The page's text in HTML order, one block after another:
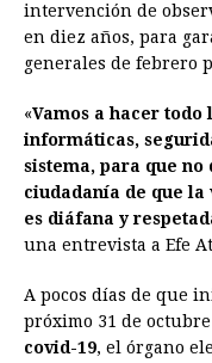
b
o
k
e
n
e
r
s
p
intervención de
en diez años, para
generales de febrero
«Vamos a hacer
informáticas,
sistema, para que no
ciudadanía de que la
es diáfana y
una entrevista a Efe
A pocos días de que
próximo 31 de
covid-19, el órgano